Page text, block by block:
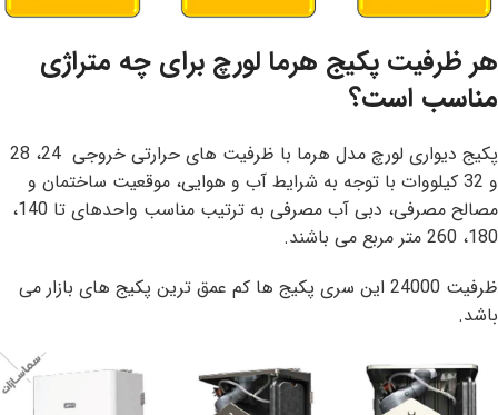
هر ظرفیت پکیج هرما لورچ برای چه متراژی
مناسب است؟
پکیج دیواری لورچ مدل هرما با ظرفیت های حرارتی خروجی 24، 28
و 32 کیلووات با توجه به شرایط آب و هوایی، موقعیت ساختمان و
مصالح مصرفی، دبی آب مصرفی به ترتیب مناسب واحدهای تا 140،
180، 260 متر مربع می باشند.
ظرفیت 24000 این سری پکیج ها کم عمق ترین پکیج های بازار می
باشد.